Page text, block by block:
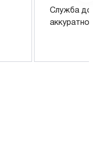
Служба
аккуратно